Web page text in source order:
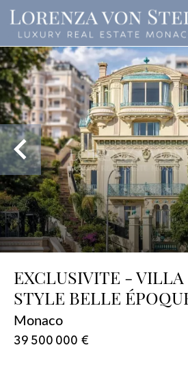
EXCLUSIVITE -
STYLE BELLE
Monaco
39 500 000 €